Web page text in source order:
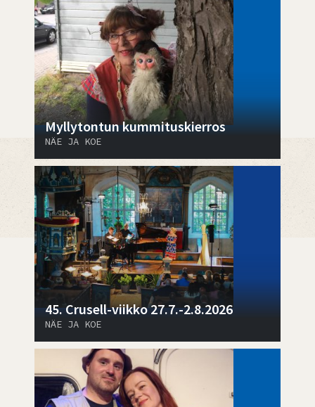
Myllytontun kummituskierros
NÄE JA KOE
45. Crusell-viikko 27.7.-2.8.2026
NÄE JA KOE